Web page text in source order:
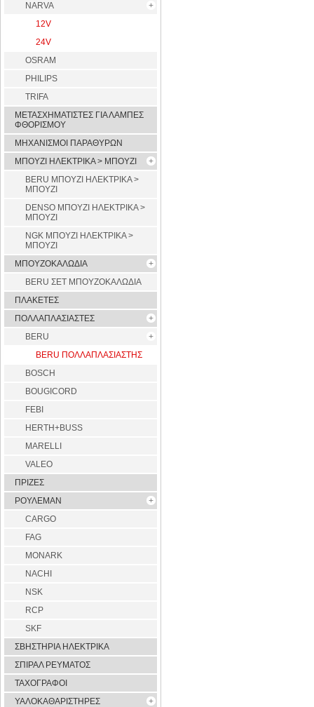
NARVA
12V
24V
OSRAM
PHILIPS
TRIFA
ΜΕΤΑΣΧΗΜΑΤΙΣΤΕΣ ΓΙΑ ΛΑΜΠΕΣ
ΦΘΟΡΙΣΜΟΥ
ΜΗΧΑΝΙΣΜΟΙ ΠΑΡΑΘΥΡΩΝ
ΜΠΟΥΖΙ ΗΛΕΚΤΡΙΚΑ > ΜΠΟΥΖΙ
BERU ΜΠΟΥΖΙ ΗΛΕΚΤΡΙΚΑ >
ΜΠΟΥΖΙ
DENSO ΜΠΟΥΖΙ ΗΛΕΚΤΡΙΚΑ >
ΜΠΟΥΖΙ
NGK ΜΠΟΥΖΙ ΗΛΕΚΤΡΙΚΑ >
ΜΠΟΥΖΙ
ΜΠΟΥΖΟΚΑΛΩΔΙΑ
BERU ΣΕΤ ΜΠΟΥΖΟΚΑΛΩΔΙΑ
ΠΛΑΚΕΤΕΣ
ΠΟΛΛΑΠΛΑΣΙΑΣΤΕΣ
BERU
BERU ΠΟΛΛΑΠΛΑΣΙΑΣΤΗΣ
BOSCH
BOUGICORD
FEBI
HERTH+BUSS
MARELLI
VALEO
ΠΡΙΖΕΣ
ΡΟΥΛΕΜΑΝ
CARGO
FAG
MONARK
NACHI
NSK
RCP
SKF
ΣΒΗΣΤΗΡΙΑ ΗΛΕΚΤΡΙΚΑ
ΣΠΙΡΑΛ ΡΕΥΜΑΤΟΣ
ΤΑΧΟΓΡΑΦΟΙ
ΥΑΛΟΚΑΘΑΡΙΣΤΗΡΕΣ